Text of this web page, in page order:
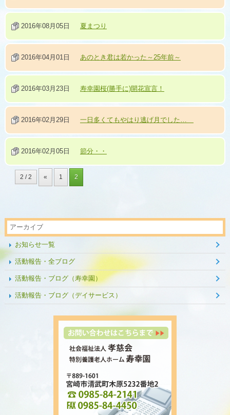
2016年08月05日 夏まつり
2016年04月01日 あのとき君は若かった～25年前～
2016年03月23日 寿幸園桜(勝手に)開花宣言！
2016年02月29日 一日多くてもやはり逃げ月でした…
2016年02月05日 節分・・
2 / 2 « 1 2
アーカイブ
お知らせ一覧
活動報告・全ブログ
活動報告・ブログ（寿幸園）
活動報告・ブログ（デイサービス）